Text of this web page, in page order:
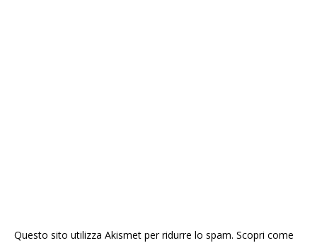
Questo sito utilizza Akismet per ridurre lo spam. Scopri come